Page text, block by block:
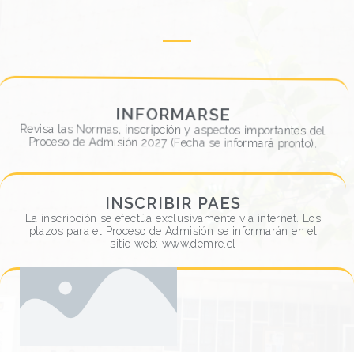
INFORMARSE
Revisa las Normas, inscripción y aspectos importantes del
Proceso de Admisión 2027 (Fecha se informará pronto).
INFORMARSE
VER MÁS
INSCRIBIR PAES
La inscripción se efectúa exclusivamente vía internet. Los
plazos para el Proceso de Admisión se informarán en el
sitio web: www.demre.cl
INSCRIBIR PAES